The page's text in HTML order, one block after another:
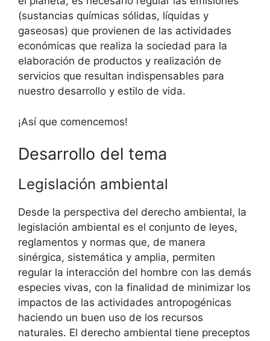
(sustancias químicas sólidas, líquidas y
gaseosas) que provienen de las actividades
económicas que realiza la sociedad para la
elaboración de productos y realización de
servicios que resultan indispensables para
nuestro desarrollo y estilo de vida.
¡Así que comencemos!
Desarrollo del tema
Legislación ambiental
Desde la perspectiva del derecho ambiental, la
legislación ambiental es el conjunto de leyes,
reglamentos y normas que, de manera
sinérgica, sistemática y amplia, permiten
regular la interacción del hombre con las demás
especies vivas, con la finalidad de minimizar los
impactos de las actividades antropogénicas
haciendo un buen uso de los recursos
naturales. El derecho ambiental tiene preceptos